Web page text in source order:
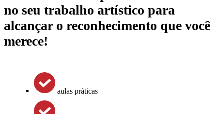
no seu trabalho artístico para
alcançar o reconhecimento que você
merece!
aulas práticas